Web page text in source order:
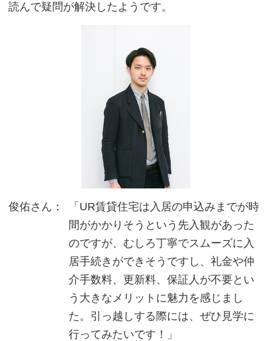
読んで疑問が解決したようです。
俊佑さん：
「UR賃貸住宅は入居の申込みまでが時
間がかかりそうという先入観があった
のですが、むしろ丁寧でスムーズに入
居手続きができそうですし、礼金や仲
介手数料、更新料、保証人が不要とい
う大きなメリットに魅力を感じまし
た。引っ越しする際には、ぜひ見学に
行ってみたいです！」